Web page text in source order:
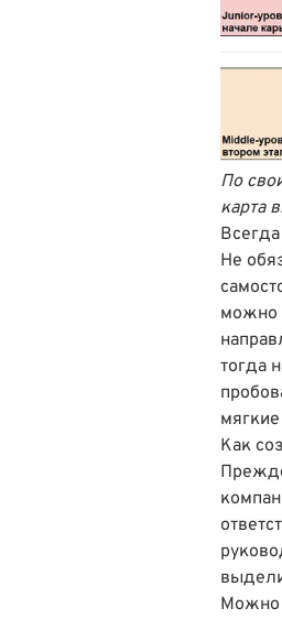
По
карта
Не
можно
тогда
Как
Можно